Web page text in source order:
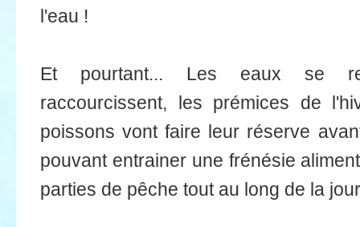
l'eau !
Et pourtant... Les eaux se
raccourcissent, les prémices de
poissons vont faire leur réserve
pouvant entrainer une frénésie
parties de pêche tout au long de la